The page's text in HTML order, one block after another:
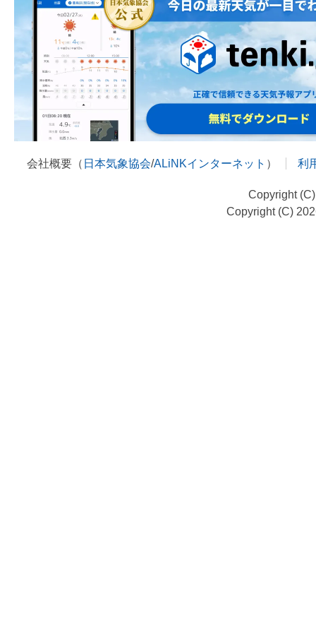
会社概要（ 日本気象協会/ALiNKインターネット ） 利
Copyright
Copyright (C)